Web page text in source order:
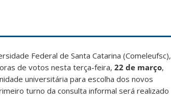
Federal de Santa Catarina (Comeleufsc),
de votos nesta terça-feira, 22 de março,
universitária para escolha dos novos
turno da consulta informal será realizado